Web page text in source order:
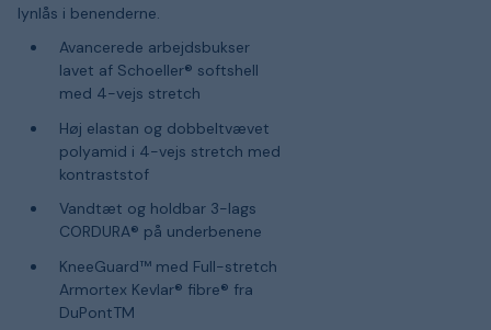
lynlås i benenderne.
Avancerede arbejdsbukser
lavet af Schoeller® softshell
med 4-vejs stretch
Høj elastan og dobbeltvævet
polyamid i 4-vejs stretch med
kontraststof
Vandtæt og holdbar 3-lags
CORDURA® på underbenene
KneeGuard™ med Full-stretch
Armortex Kevlar® fibre® fra
DuPontTM